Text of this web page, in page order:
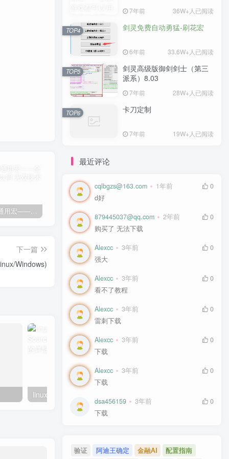
下一篇
Windows)
7年前 36W+人已阅读
剑灵免费自动勇猛-刷花宏
6年前 33.6W+人已阅读
TOP4
剑灵高级版御剑剑士（第三
派系）8.03
7年前 28W+人已阅读
TOP5
卡刀定制
7年前 19W+人已阅读
TOP6
最近评论
cqlbgzs@163.com 1年前
0
d好
879445037@qq.com 2年前
0
购买了 无法下载
Alexcc 3年前
0
强大
Alexcc 3年前
0
看不了教程
Alexcc 3年前
0
雷刺下载
Alexcc 3年前
0
下载
Alexcc 3年前
0
下载
dsa456159 3年前
0
下载
验证 阿迪王确定 金融AI 配置指南